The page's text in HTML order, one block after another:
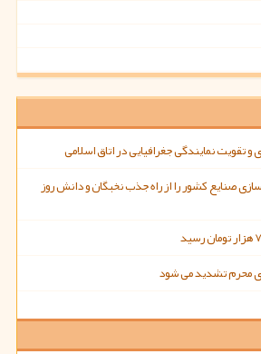
تقویت نمایندگی جغرافیایی در اتاق اسلامی
صنایع کشور را از راه جذب نخبگان و دانش روز
محرم تشدید می شود